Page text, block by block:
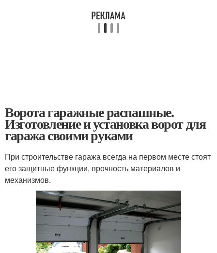
Ворота гаражные распашные.
Изготовление и установка ворот для
гаража своими руками
При строительстве гаража всегда на первом месте стоят
его защитные функции, прочность материалов и
механизмов.